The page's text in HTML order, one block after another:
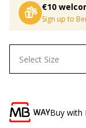
€10
Sign up to
Select Size
Buy with